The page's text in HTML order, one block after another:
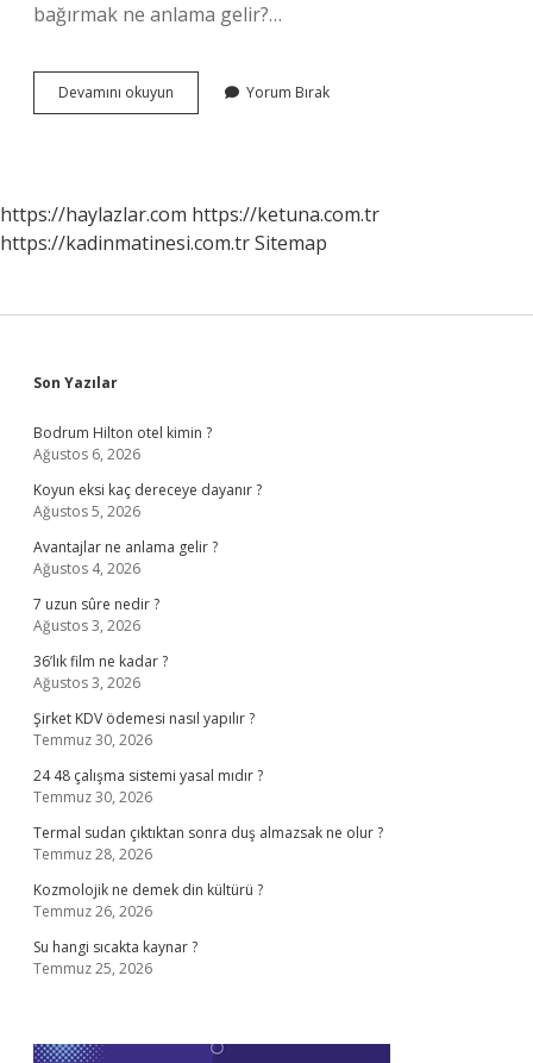
bağırmak ne anlama gelir?…
Devamını okuyun
Çağırmak
Yorum Bırak
https://haylazlar.com https://ketuna.com.tr
https://kadinmatinesi.com.trSitemap
Sidebar
Son Yazılar
Bodrum Hilton otel kimin ?
Ağustos 6, 2026
Koyun eksi kaç dereceye dayanır ?
Ağustos 5, 2026
Avantajlar ne anlama gelir ?
Ağustos 4, 2026
7 uzun sûre nedir ?
Ağustos 3, 2026
36’lık film ne kadar ?
Ağustos 3, 2026
Şirket KDV ödemesi nasıl yapılır ?
Temmuz 30, 2026
24 48 çalışma sistemi yasal mıdır ?
Temmuz 30, 2026
Termal sudan çıktıktan sonra duş almazsak ne olur ?
Temmuz 28, 2026
Kozmolojik ne demek din kültürü ?
Temmuz 26, 2026
Su hangi sıcakta kaynar ?
Temmuz 25, 2026